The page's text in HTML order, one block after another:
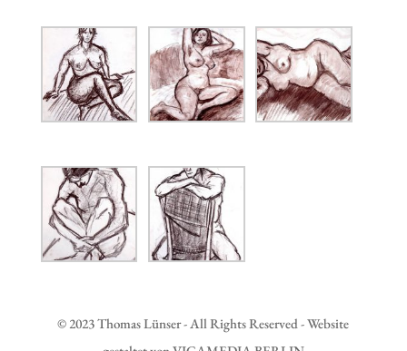
© 2023 Thomas Lünser - All Rights Reserved - Website